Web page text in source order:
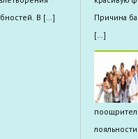
В […]
Причина
[…]